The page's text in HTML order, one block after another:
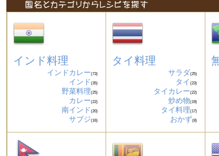
インド料理
インドカレー(73)
インド(35)
野菜料理(25)
カレー(22)
南インド(20)
サブジ(16)
タイ料理
サラダ(25)
タイ (23)
タイカレー(22)
炒め物(19)
タイ料理(17)
おかず(8)